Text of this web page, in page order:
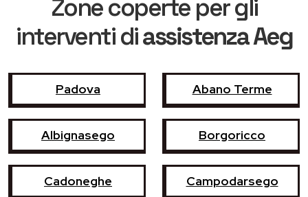
Zone coperte per gli
interventi diassistenza Aeg
Padova Abano Terme
Albignasego Borgoricco
Cadoneghe Campodarsego